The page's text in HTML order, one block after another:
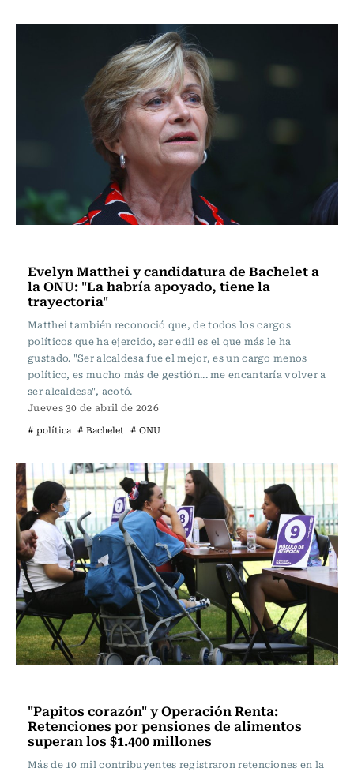
Evelyn Matthei y candidatura de Bachelet a
la ONU: "La habría apoyado, tiene la
trayectoria"
Matthei también reconoció que, de todos los cargos
políticos que ha ejercido, ser edil es el que más le ha
gustado. "Ser alcaldesa fue el mejor, es un cargo menos
político, es mucho más de gestión... me encantaría volver a
ser alcaldesa", acotó.
Jueves 30 de abril de 2026
# política # Bachelet # ONU
"Papitos corazón" y Operación Renta:
Retenciones por pensiones de alimentos
superan los $1.400 millones
Más de 10 mil contribuyentes registraron retenciones en la